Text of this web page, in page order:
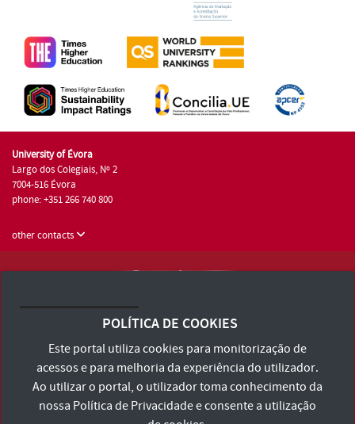
University of Évora
Largo dos Colegiais, Nº 2
7004-516 Évora
phone: +351 266 740 800
other contacts
Terms and Conditions and Privacy Policy
Accessibility Statement
POLÍTICA DE COOKIES
Este portal utiliza cookies para monitorização de
acessos e para melhoria da experiência do utilizador.
Ao utilizar o portal, o utilizador toma conhecimento da
nossa Política de Privacidadee consente a utilização